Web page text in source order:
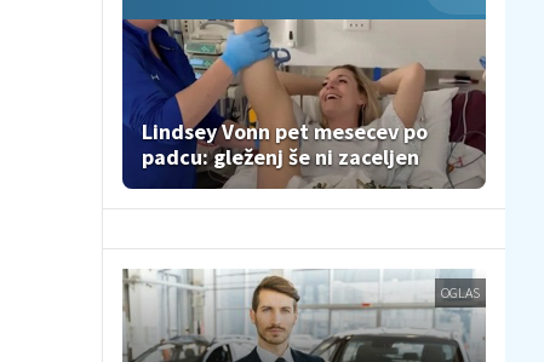
Lindsey Vonn pet mesecev po
padcu: gleženj še ni zaceljen
OGLAS